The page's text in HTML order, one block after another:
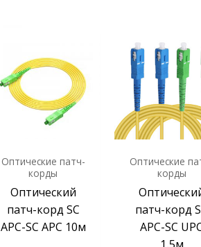
Оптические патч-
корды
Оптический
патч-корд SC
APC-SC APC 10м
Оптические
корды
патч-корд
APC-SC